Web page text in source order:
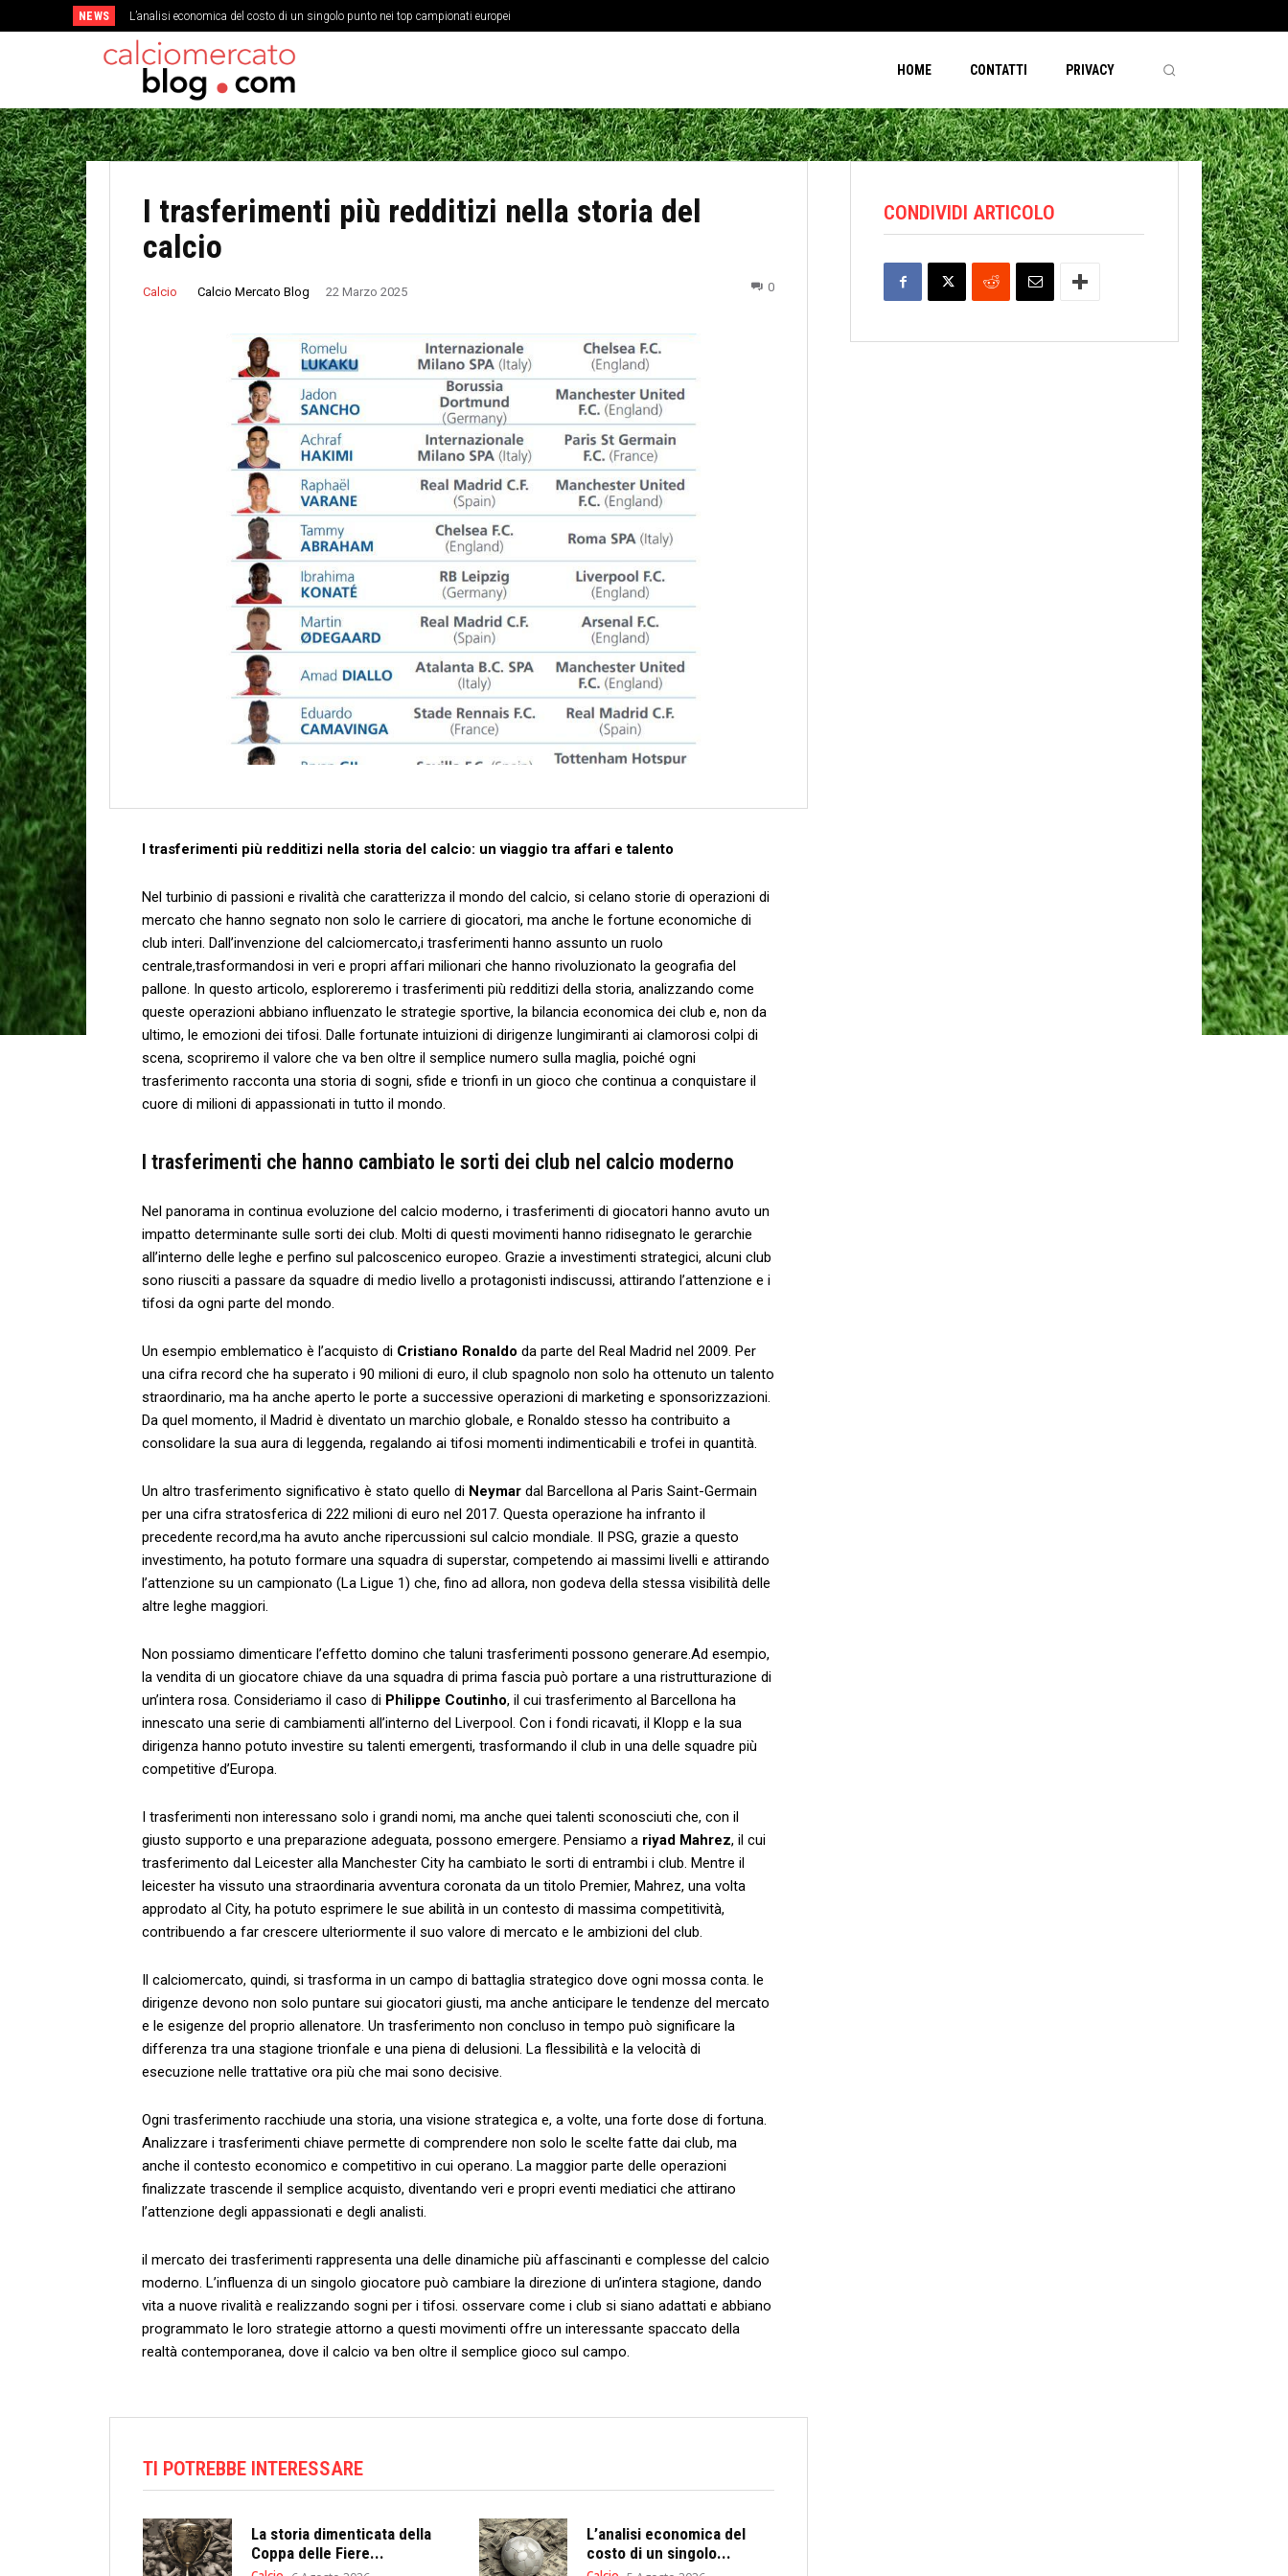
NEWS L’analisi economica del costo di un singolo punto nei top campionati europei
HOME CONTATTI PRIVACY
I trasferimenti più redditizi nella storia del
calcio
Calcio Calcio Mercato Blog 22 Marzo 2025 0
I trasferimenti più redditizi nella ⁢storia del calcio: un viaggio tra affari e ‍talento
Nel​ turbinio ​di‌ passioni e rivalità che⁢ caratterizza il⁢ mondo del​ calcio, si celano storie di operazioni‍ di
‍mercato che hanno segnato non solo le‍ carriere di giocatori, ma anche ‌le fortune economiche‌ di
⁢club interi. Dall’invenzione del‌ calciomercato,i trasferimenti⁣ hanno assunto ‍un‍ ruolo
centrale,trasformandosi in ⁢veri e propri⁢ affari milionari​ che hanno⁣ rivoluzionato la geografia⁤ del
pallone.‌ In questo articolo, esploreremo i trasferimenti‌ più redditizi della storia, analizzando come
⁣queste operazioni abbiano influenzato⁣ le ​strategie sportive, la bilancia economica dei ‍club e, non da
ultimo,​ le emozioni‍ dei tifosi. Dalle fortunate intuizioni di dirigenze lungimiranti ⁢ai clamorosi colpi ​di⁢
scena, scopriremo il valore che va‌ ben oltre il semplice numero sulla maglia, poiché ogni
trasferimento racconta una storia ⁤di sogni, sfide e trionfi in⁣ un gioco che⁤ continua a conquistare il
cuore di milioni di​ appassionati in ⁣tutto il⁢ mondo.
I trasferimenti che hanno cambiato le sorti dei club⁤ nel calcio moderno
Nel panorama in continua ‌evoluzione​ del calcio moderno, i trasferimenti di giocatori hanno avuto un
impatto ‌determinante sulle sorti dei club. Molti di questi movimenti hanno ridisegnato le gerarchie
all’interno delle leghe e ​perfino sul palcoscenico europeo. Grazie ‍a investimenti strategici, ⁢alcuni club
sono riusciti⁣ a⁣ passare da squadre di ⁤medio livello a protagonisti indiscussi, attirando⁤ l’attenzione e i
tifosi da ogni parte del mondo.
Un ⁢esempio emblematico è l’acquisto di Cristiano Ronaldo ​da parte del Real Madrid nel 2009. Per
una cifra‍ record che ha superato i⁤ 90⁣ milioni di euro, il club spagnolo non solo‍ ha ottenuto un talento
⁣straordinario, ma ha anche aperto le ⁢porte a successive​ operazioni di marketing e sponsorizzazioni.⁢
Da quel momento,‍ il‌ Madrid è‍ diventato⁤ un​ marchio globale, e Ronaldo stesso ha⁣ contribuito⁢ a
consolidare la sua aura di leggenda, regalando ai tifosi momenti indimenticabili e trofei in quantità.
Un altro trasferimento significativo è stato quello di Neymar dal Barcellona al Paris ⁤Saint-Germain
per una cifra ⁤stratosferica di⁤ 222 milioni di euro nel 2017. Questa operazione ha ​infranto ​il
precedente record,ma ha avuto anche ripercussioni⁣ sul ⁣calcio mondiale. Il PSG, grazie a questo
investimento, ⁢ha potuto formare una squadra di superstar, competendo ai massimi livelli e attirando
‌l’attenzione su un campionato (La Ligue​ 1) che, fino ad ⁢allora, ⁣non ‍godeva​ della ‌stessa ‍visibilità delle
altre leghe⁤ maggiori.
Non possiamo dimenticare l’effetto domino⁢ che taluni trasferimenti‌ possono generare.Ad esempio,⁣
la vendita di⁤ un giocatore chiave da una ⁢squadra di ​prima fascia può portare a una ristrutturazione di
un’intera rosa. Consideriamo‍ il caso ​di Philippe Coutinho, il cui trasferimento⁤ al ​Barcellona ha
innescato una serie di cambiamenti all’interno del Liverpool. Con‌ i fondi ricavati,⁢ il Klopp e la sua
dirigenza hanno potuto investire⁢ su talenti ⁤emergenti, trasformando il ⁣club in una delle squadre più
competitive d’Europa.
I ​trasferimenti⁢ non interessano⁣ solo i grandi nomi, ma anche quei talenti ⁤sconosciuti che, con‌ il
giusto supporto ⁢e una‌ preparazione adeguata, possono emergere. Pensiamo a riyad ​Mahrez, il cui
trasferimento⁢ dal Leicester alla ⁤Manchester City‌ ha ⁤cambiato le ⁢sorti di ​entrambi i club. ⁢Mentre ⁢il
leicester​ ha vissuto⁢ una straordinaria ‍avventura coronata da un ​titolo ⁣Premier, Mahrez, ⁤una volta
approdato al​ City, ha potuto esprimere le sue abilità ⁣in un contesto di massima competitività,
⁤contribuendo a far crescere‌ ulteriormente il suo valore di mercato e le ⁤ambizioni del club.
Il calciomercato,‌ quindi, si trasforma in ‌un campo di battaglia⁣ strategico dove ​ogni⁤ mossa conta. le
dirigenze ⁣devono non solo⁢ puntare sui giocatori giusti,‍ ma ‍anche anticipare‌ le tendenze del mercato
e le esigenze del‍ proprio allenatore. Un ‍trasferimento non concluso in tempo​ può significare la
differenza tra ‍una‍ stagione‍ trionfale e‍ una piena di delusioni. La flessibilità⁢ e la ⁤velocità di
esecuzione nelle⁤ trattative ora più‌ che mai sono decisive.
Ogni trasferimento⁣ racchiude una storia, una visione strategica e, a volte, una forte dose di fortuna.
Analizzare i trasferimenti chiave permette ‌di comprendere non solo le scelte‍ fatte dai club, ma
anche il ‌contesto economico e competitivo‌ in cui operano. La maggior parte delle⁣ operazioni
finalizzate trascende il semplice acquisto, diventando veri e propri eventi mediatici⁤ che⁣ attirano
l’attenzione degli appassionati e degli analisti.
il ⁤mercato dei ‍trasferimenti rappresenta una ‍delle dinamiche⁤ più affascinanti e ⁣complesse del calcio
moderno. L’influenza​ di un⁤ singolo giocatore⁣ può cambiare la direzione di un’intera stagione, dando
vita a nuove​ rivalità e realizzando sogni per i tifosi. osservare come i club ⁣si siano adattati ⁣e ​abbiano
programmato ‍le​ loro strategie attorno ⁤a questi movimenti offre ⁢un interessante spaccato della
realtà‍ contemporanea, ‌dove il calcio va‍ ben oltre⁣ il semplice gioco sul‌ campo.
TI POTREBBE INTERESSARE
La storia dimenticata della
Coppa delle Fiere...
L’analisi economica del
costo di un singolo...
CONDIVIDI ARTICOLO